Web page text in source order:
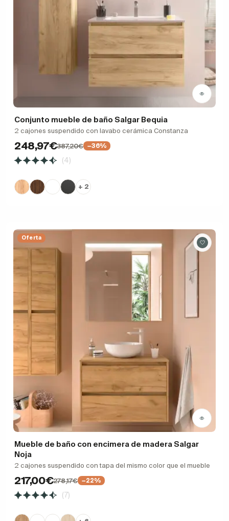
Conjunto mueble de baño Salgar Bequia
2 cajones suspendido con lavabo cerámica Constanza
248,97€387,20€ −36%
(4)
+ 2
Oferta
Mueble de baño con encimera de madera Salgar
Noja
2 cajones suspendido con tapa del mismo color que el mueble
217,00€278,17€ −22%
(7)